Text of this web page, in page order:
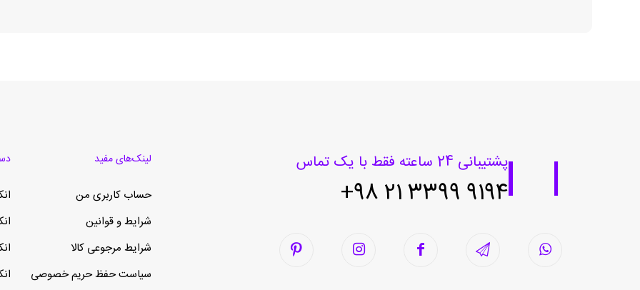
پشتیبانی 24 ساعته فقط با یک تماس
9194 3399 21 98+
لینک‌های مفید
حساب کاربری من
شرایط و قوانین
شرایط مرجوعی کالا
سیاست حفظ حریم خصوصی